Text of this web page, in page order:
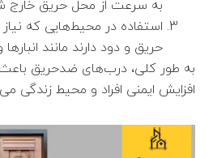
به سرعت از محل حریق خارج
استفاده در محیط‌هایی که
حریق و دود دارند مانند انبارها
به طور کلی، درب‌های ضدحریق
افزایش ایمنی افراد و محیط زندگی